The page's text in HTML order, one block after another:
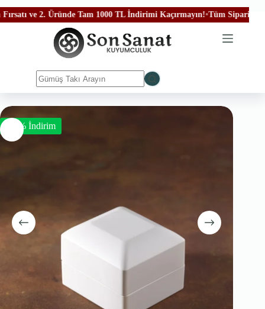
2. Üründe Tam 1000 TL İndirimi Kaçırmayın!•Tüm Siparişleriniz
-50% İndirim